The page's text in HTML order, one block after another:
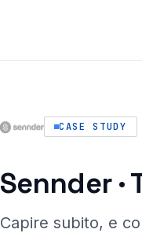
CASE STUDY
Sennder ·
Capire subito, e